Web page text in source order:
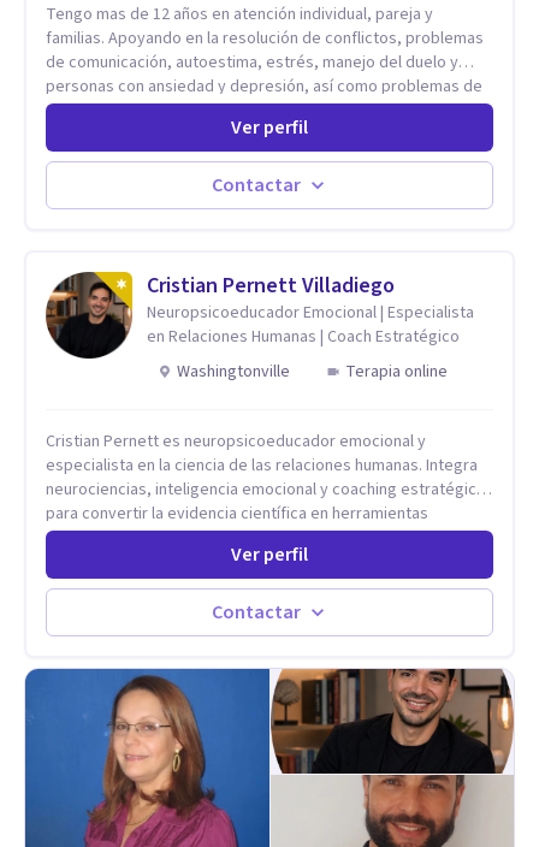
Tengo mas de 12 años en atención individual, pareja y
familias. Apoyando en la resolución de conflictos, problemas
de comunicación, autoestima, estrés, manejo del duelo y
personas con ansiedad y depresión, así como problemas de
conducta y comportamiento. Desarrollo de personas
Estableciendo metas a corto y largo plazo, es vital para la
vida de cada uno tener su propia vision.
Ver perfil
Contactar
Cristian Pernett Villadiego
Neuropsicoeducador Emocional | Especialista
en Relaciones Humanas | Coach Estratégico
Washingtonville
Terapia online
Cristian Pernett es neuropsicoeducador emocional y
especialista en la ciencia de las relaciones humanas. Integra
neurociencias, inteligencia emocional y coaching estratégico
para convertir la evidencia científica en herramientas
prácticas que mejoran la forma en que las personas viven,
aman, lideran y se comunican. Con más de 20 años de
experiencia, acompaña a personas, parejas y líderes en
procesos de desarrollo personal y profesional. Su trabajo se
centra en la regulación emocional, las relaciones de pareja, la
metodología combina psicología contemporánea,
neurociencias y estrategias de cambio basadas en evidencia
para fortalecer la autoestima, desarrollar habilidades
socioemocionales y promover cambios sostenibles. Como
divulgador científico, acerca la psicología y las neurociencias
a la vida cotidiana mediante contenidos claros, rigurosos y
aplicables, con el propósito de impulsar un bienestar integral.
Ver perfil
Contactar